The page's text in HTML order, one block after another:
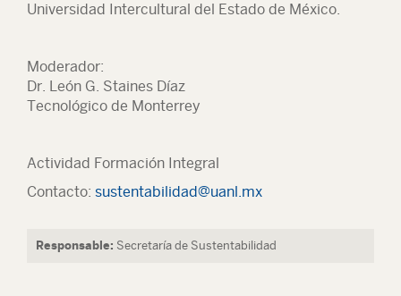
Universidad Intercultural del Estado de México.
Moderador:
Dr. León G. Staines Díaz
Tecnológico de Monterrey
Actividad Formación Integral
Contacto: sustentabilidad@uanl.mx
Responsable: Secretaría de Sustentabilidad